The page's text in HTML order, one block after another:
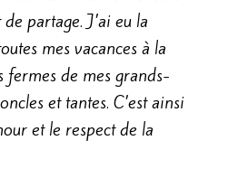
partage. J’ai eu la
mes vacances à la
fermes de mes grands-
et tantes. C’est ainsi
et le respect de la